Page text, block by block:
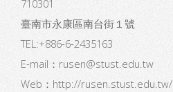
710301
臺南市永康區南台街１號
TEL:+886-6-2435163
E-mail： rusen@stust.edu.tw
Web： http://rusen.stust.edu.tw/